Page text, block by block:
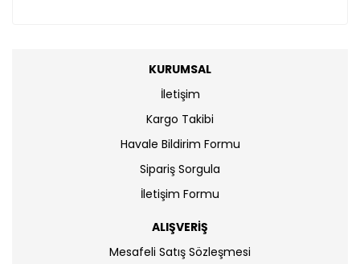
KURUMSAL
İletişim
Kargo Takibi
Havale Bildirim Formu
Sipariş Sorgula
İletişim Formu
ALIŞVERİŞ
Mesafeli Satış Sözleşmesi